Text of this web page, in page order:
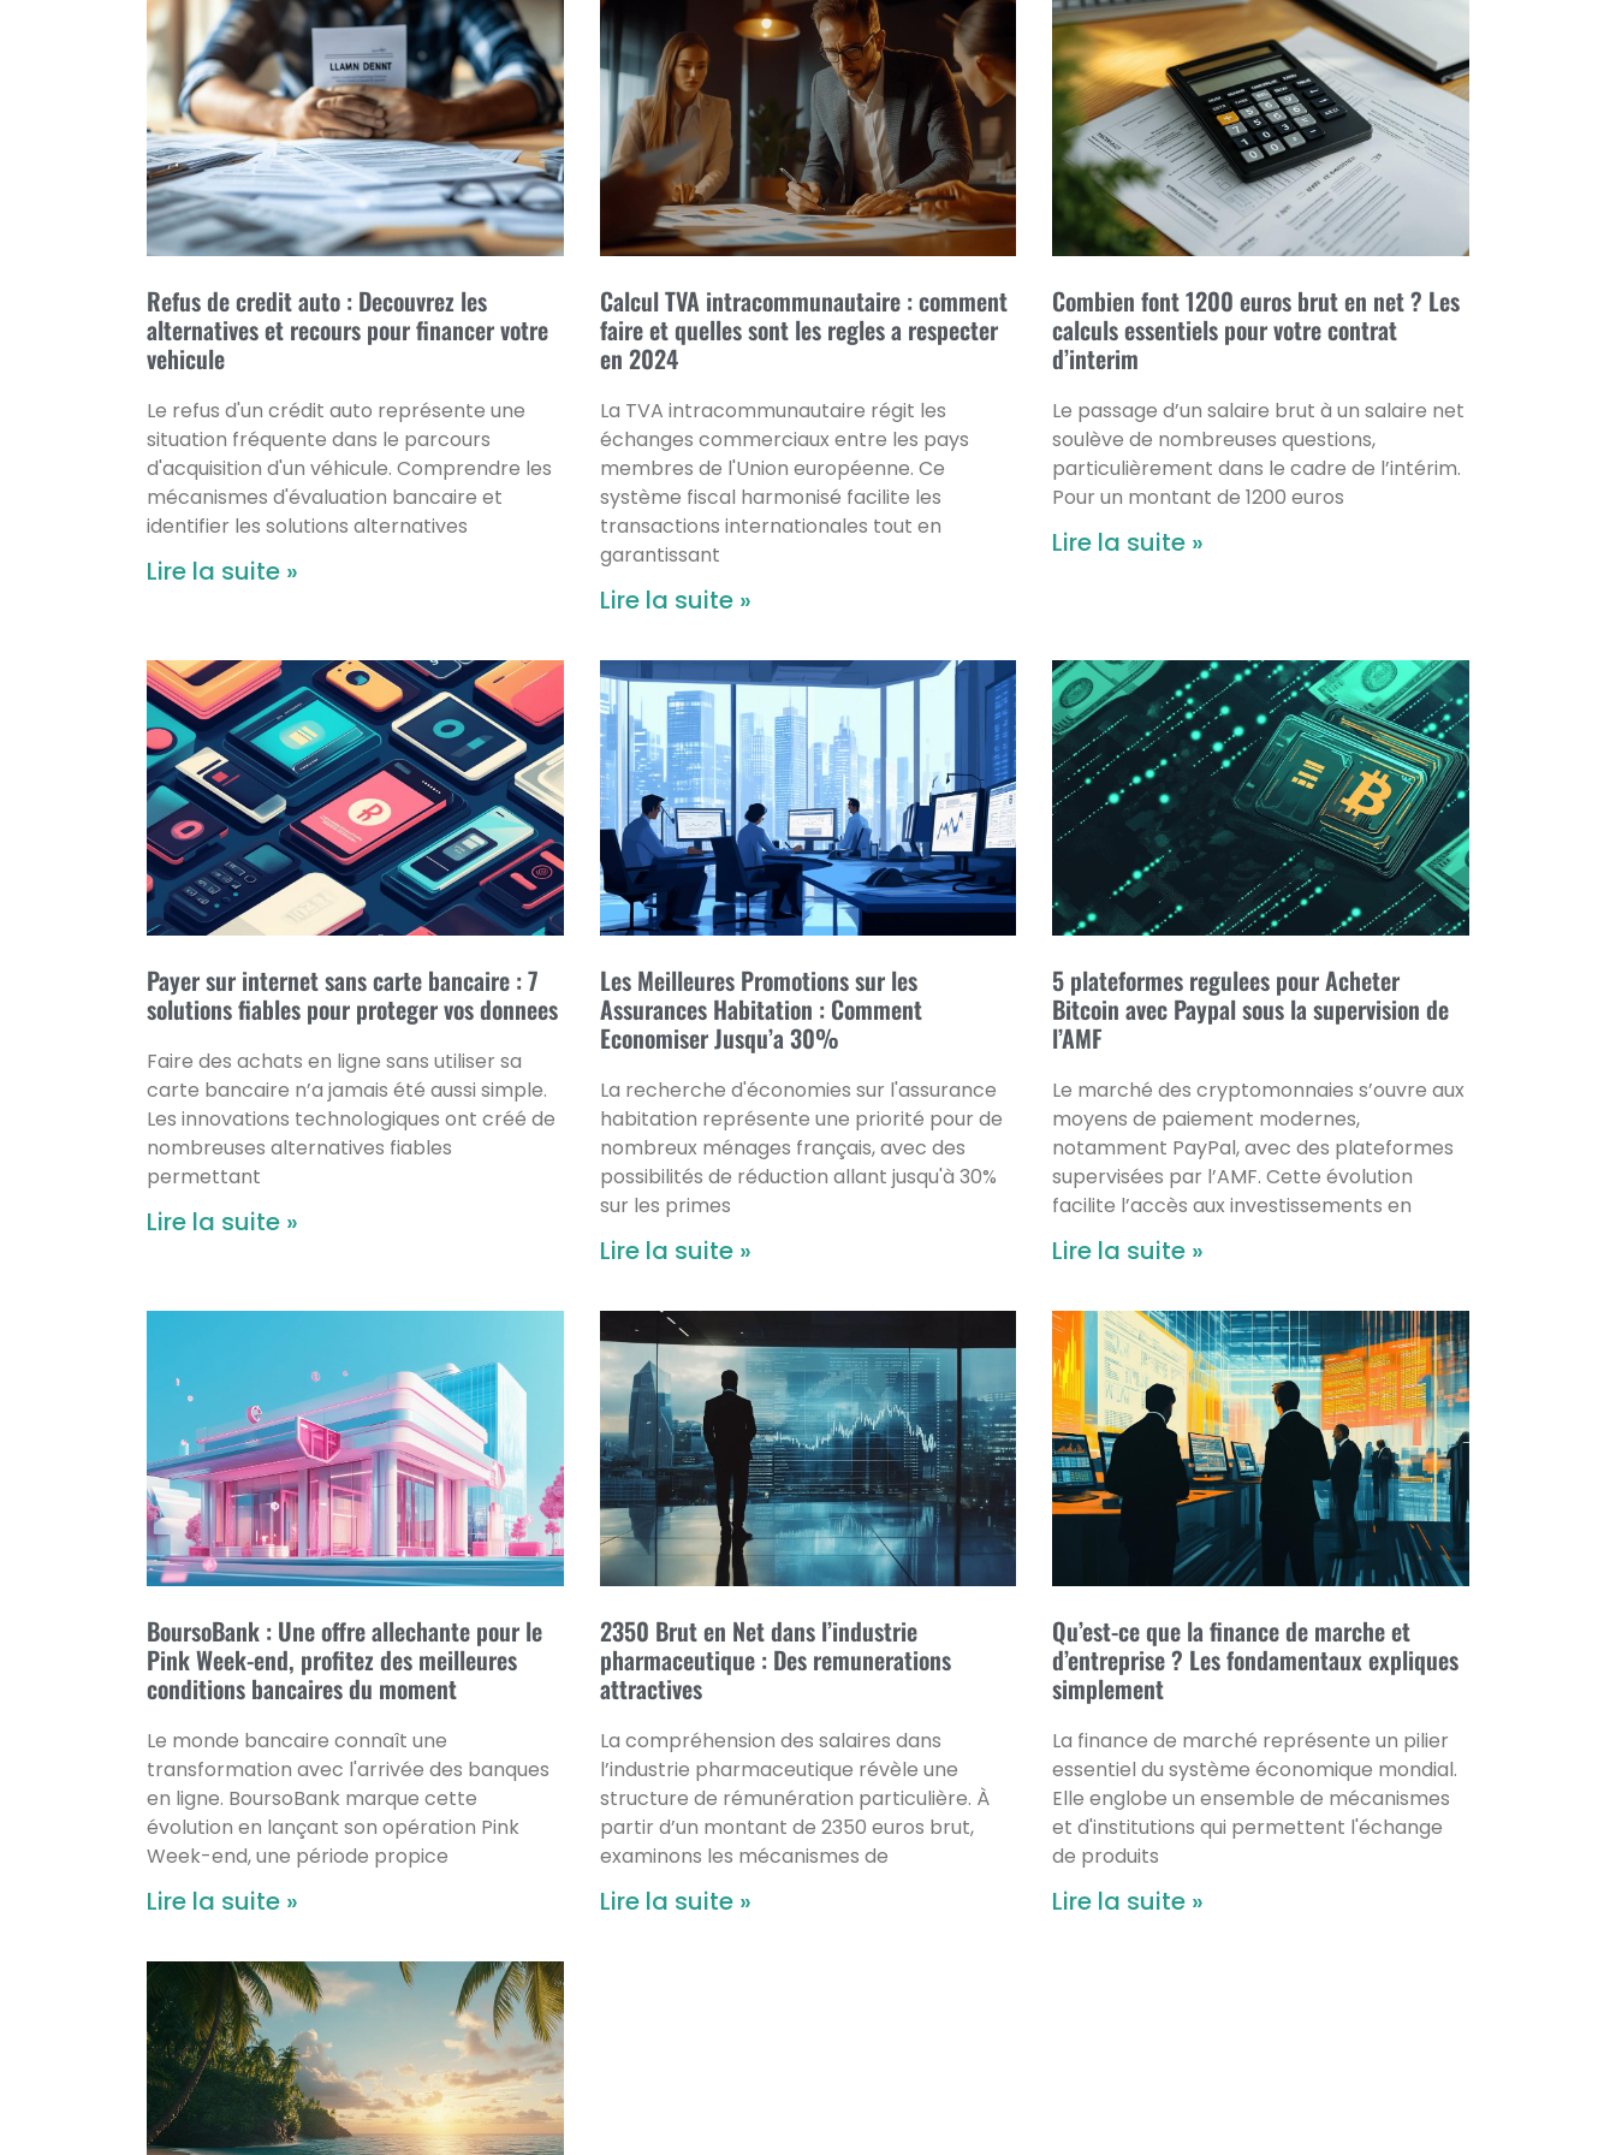
Refus de credit auto : Decouvrez les
alternatives et recours pour financer votre
vehicule
Le refus d'un crédit auto représente une
situation fréquente dans le parcours
d'acquisition d'un véhicule. Comprendre les
mécanismes d'évaluation bancaire et
identifier les solutions alternatives
Lire la suite »
Calcul TVA intracommunautaire : comment
faire et quelles sont les regles a respecter
en 2024
La TVA intracommunautaire régit les
échanges commerciaux entre les pays
membres de l'Union européenne. Ce
système fiscal harmonisé facilite les
transactions internationales tout en
garantissant
Lire la suite »
Combien font 1200 euros brut en net ? Les
calculs essentiels pour votre contrat
d’interim
Le passage d’un salaire brut à un salaire net
soulève de nombreuses questions,
particulièrement dans le cadre de l’intérim.
Pour un montant de 1200 euros
Lire la suite »
Payer sur internet sans carte bancaire : 7
solutions fiables pour proteger vos donnees
Faire des achats en ligne sans utiliser sa
carte bancaire n’a jamais été aussi simple.
Les innovations technologiques ont créé de
nombreuses alternatives fiables
permettant
Lire la suite »
Les Meilleures Promotions sur les
Assurances Habitation : Comment
Economiser Jusqu’a 30%
La recherche d'économies sur l'assurance
habitation représente une priorité pour de
nombreux ménages français, avec des
possibilités de réduction allant jusqu'à 30%
sur les primes
Lire la suite »
5 plateformes regulees pour Acheter
Bitcoin avec Paypal sous la supervision de
l’AMF
Le marché des cryptomonnaies s’ouvre aux
moyens de paiement modernes,
notamment PayPal, avec des plateformes
supervisées par l’AMF. Cette évolution
facilite l’accès aux investissements en
Lire la suite »
BoursoBank : Une offre allechante pour le
Pink Week-end, profitez des meilleures
conditions bancaires du moment
Le monde bancaire connaît une
transformation avec l'arrivée des banques
en ligne. BoursoBank marque cette
évolution en lançant son opération Pink
Week-end, une période propice
Lire la suite »
2350 Brut en Net dans l’industrie
pharmaceutique : Des remunerations
attractives
La compréhension des salaires dans
l’industrie pharmaceutique révèle une
structure de rémunération particulière. À
partir d’un montant de 2350 euros brut,
examinons les mécanismes de
Lire la suite »
Qu’est-ce que la finance de marche et
d’entreprise ? Les fondamentaux expliques
simplement
La finance de marché représente un pilier
essentiel du système économique mondial.
Elle englobe un ensemble de mécanismes
et d'institutions qui permettent l'échange
de produits
Lire la suite »